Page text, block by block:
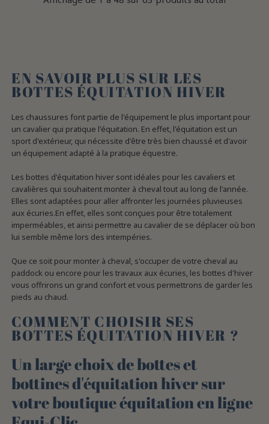
EN SAVOIR PLUS SUR LES
BOTTES ÉQUITATION HIVER
Les chaussures font partie de l'équipement le plus important pour
un cavalier qui pratique l'équitation. En effet, l'équitation est un
sport d'extérieur, qui nécessite d'être très bien chaussé et d'avoir
un équipement adapté à la pratique équestre.
Les bottes d'équitation hiver sont idéales pour les cavaliers et
cavalières qui souhaitent monter à cheval tout au long de l'année.
Elles sont adaptées pour aller affronter les journées pluvieuses
aux écuries.En effet, elles sont conçues pour être totalement
imperméables, et ainsi permettre au cavalier de se déplacer où bon
lui semble même lors des intempéries.
Que ce soit pour monter à cheval, s'occuper de votre cheval au
paddock ou encore pour les travaux aux écuries, les bottes d'hiver
vous offrirons un grand confort et vous permettrons de garder les
pieds au chaud.
COMMENT CHOISIR SES
BOTTES ÉQUITATION HIVER ?
Un large choix de bottes et
bottines d'équitation hiver sur
votre boutique équitation en ligne